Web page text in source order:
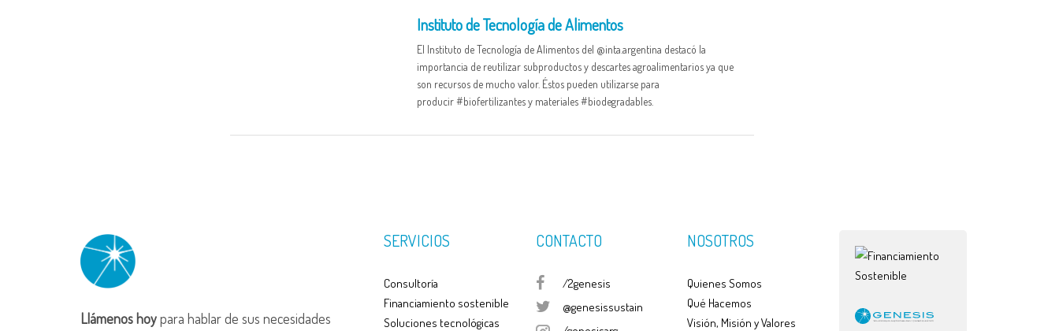
Instituto de Tecnología de Alimentos
El Instituto de Tecnología de Alimentos del @inta.argentina destacó la
importancia de reutilizar subproductos y descartes agroalimentarios ya que
son recursos de mucho valor. Éstos pueden utilizarse para
producir #biofertilizantes y materiales #biodegradables.
Llámenos hoypara hablar de sus necesidades
SERVICIOS
Consultoría
Financiamiento sostenible
Soluciones tecnológicas
CONTACTO
/2genesis
@genesissustain
NOSOTROS
Quienes Somos
Qué Hacemos
Visión, Misión y Valores